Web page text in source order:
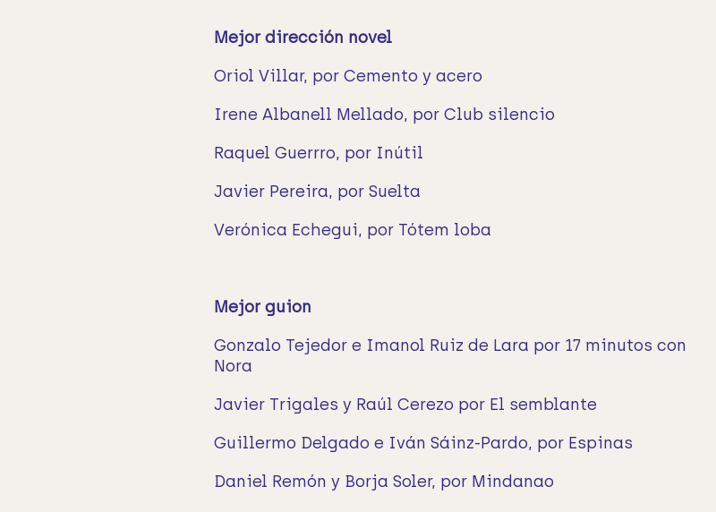
Mejor dirección novel
Oriol Villar, por Cemento y acero
Irene Albanell Mellado, por Club silencio
Raquel Guerrro, por Inútil
Javier Pereira, por Suelta
Verónica Echegui, por Tótem loba
Mejor guion
Gonzalo Tejedor e Imanol Ruiz de Lara por 17 minutos con
Nora
Javier Trigales y Raúl Cerezo por El semblante
Guillermo Delgado e Iván Sáinz-Pardo, por Espinas
Daniel Remón y Borja Soler, por Mindanao